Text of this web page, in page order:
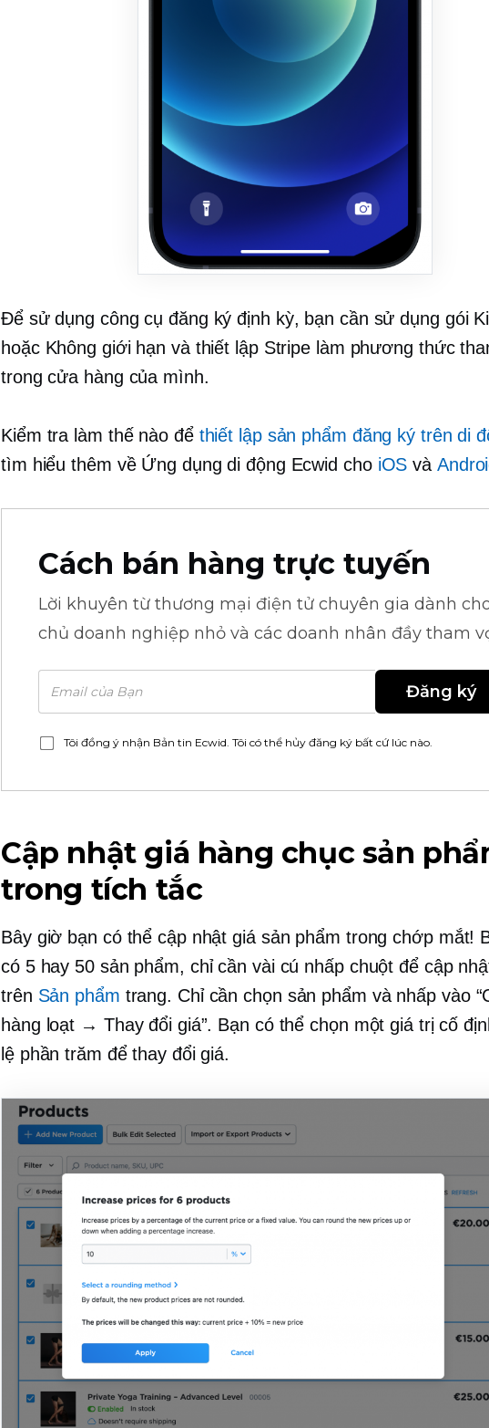
Để sử dụng công cụ đăng ký định kỳ, bạn cần sử dụng gói
hoặc Không giới hạn và thiết lập Stripe làm phương thức
trong cửa hàng của mình.
Kiểm tra làm thế nào để thiết lập sản phẩm đăng ký trên di
tìm hiểu thêm về Ứng dụng di động Ecwid cho iOS và
Cách bán hàng trực tuyến
Lời khuyên từ thương mại điện tử chuyên gia dành
chủ doanh nghiệp nhỏ và các doanh nhân đầy tham
Đăng ký
Tôi đồng ý nhận Bản tin Ecwid. Tôi có thể hủy đăng ký bất cứ lúc nào.
Cập nhật giá hàng chục sản
trong tích tắc
Bây giờ bạn có thể cập nhật giá sản phẩm trong chớp mắt!
có 5 hay 50 sản phẩm, chỉ cần vài cú nhấp chuột để cập
trên Sản phẩm trang. Chỉ cần chọn sản phẩm và nhấp vào
hàng loạt → Thay đổi giá”. Bạn có thể chọn một giá trị cố
lệ phần trăm để thay đổi giá.